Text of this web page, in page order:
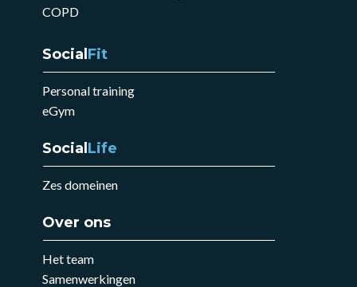
COPD
Social Fit
Personal training
eGym
Social Life
Zes domeinen
Over ons
Het team
Samenwerkingen